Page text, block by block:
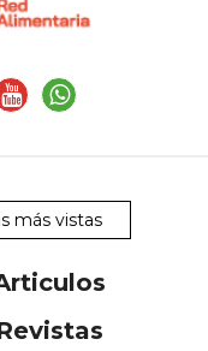
más vistas